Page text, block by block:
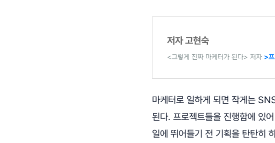
저자 고현숙
<그렇게 진짜 마케터가 된다> 저자 >프
마케터로 일하게 되면 작게는
된다. 프로젝트들을 진행함에 있
일에 뛰어들기 전 기획을 탄탄히